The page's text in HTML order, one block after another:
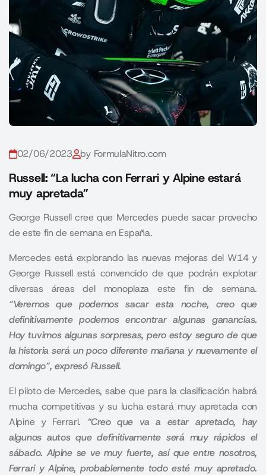
02/06/2023 by FormulaNitro.com
Russell: “La lucha con Ferrari y Alpine estará
muy apretada”
George Russell cree que Mercedes puede sacar provecho
de este fin de semana en España.
Mercedes está explorando las nuevas mejoras del W14 y
George Russell está convencido de que podrán explotar
diversas áreas del monoplaza este fin de semana.
“Veremos que podemos sacar esta noche, creo que
definitivamente podemos encontrar algunas ganancias.
Hoy tuvimos algunas sorpresas, pero estoy seguro de que
la historia será un poco diferente mañana y nuevamente el
domingo”, expresó Russell.
El piloto de Mercedes, sabe que para la clasificación habrá
mucha competitivas y su lucha estará muy apretada con
Alpine y Ferrari. “Creo que va a estar apretado, hay
algunos autos que definitivamente será muy rápidos el
sábado. Alpine se ve muy fuerte, así que entre nosotros,
Ferrari y Alpine, probablemente todo esté muy apretado.